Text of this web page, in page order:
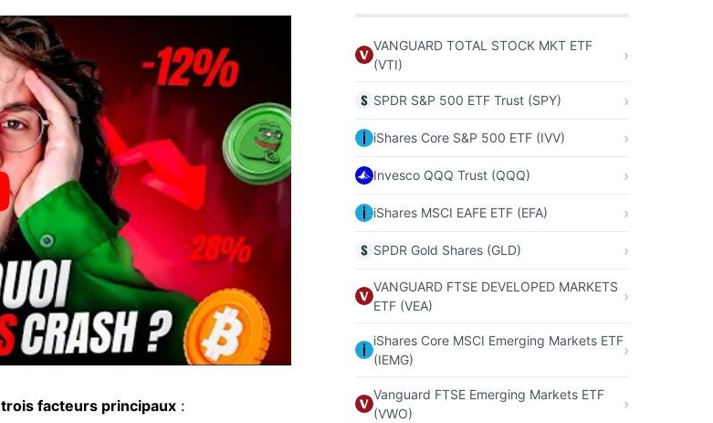
trois facteurs principaux :
VANGUARD TOTAL STOCK MKT ETF
(VTI)
SPDR S&P 500 ETF Trust (SPY)
iShares Core S&P 500 ETF (IVV)
Invesco QQQ Trust (QQQ)
iShares MSCI EAFE ETF (EFA)
SPDR Gold Shares (GLD)
VANGUARD FTSE DEVELOPED MARKETS
ETF (VEA)
iShares Core MSCI Emerging Markets ETF
(IEMG)
Vanguard FTSE Emerging Markets ETF
(VWO)